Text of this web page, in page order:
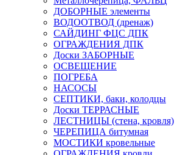
ДОБОРНЫЕ элементы
ВОДООТВОД (дренаж)
САЙДИНГ ФЦС ДПК
ОГРАЖДЕНИЯ ДПК
Доски ЗАБОРНЫЕ
ОСВЕЩЕНИЕ
ПОГРЕБА
НАСОСЫ
СЕПТИКИ, баки, колодцы
Доски ТЕРРАСНЫЕ
ЛЕСТНИЦЫ (стена, кровля)
ЧЕРЕПИЦА битумная
МОСТИКИ кровельные